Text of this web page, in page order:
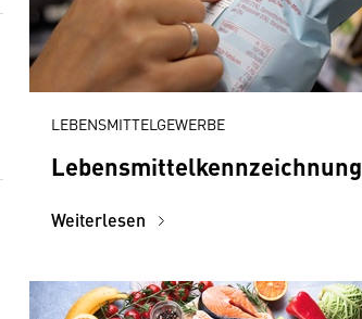
LEBENSMITTELGEWERBE
Lebensmittelkennzeichnung
Weiterlesen